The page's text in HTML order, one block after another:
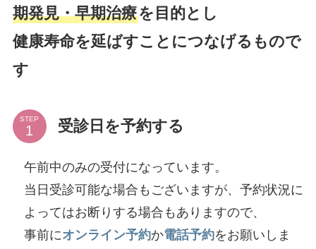
期発見・早期治療を目的とし
健康寿命を延ばすことにつなげるもので
す
STEP 受診日を予約する
午前中のみの受付になっています。
当日受診可能な場合もございますが、予約状況に
よってはお断りする場合もありますので、
事前にオンライン予約か電話予約をお願いしま